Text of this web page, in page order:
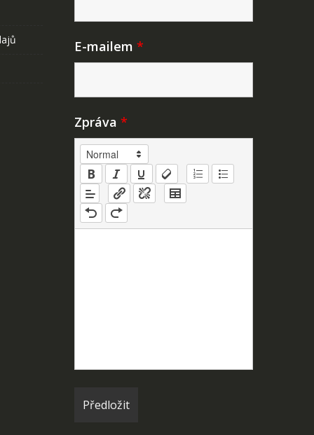
E-mailem *
Zpráva *